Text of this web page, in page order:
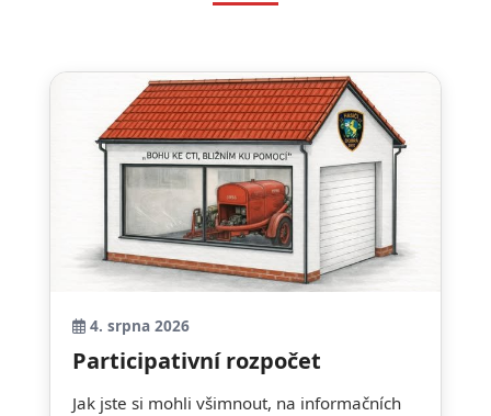
4. srpna 2026
Participativní rozpočet
Jak jste si mohli všimnout, na informačních